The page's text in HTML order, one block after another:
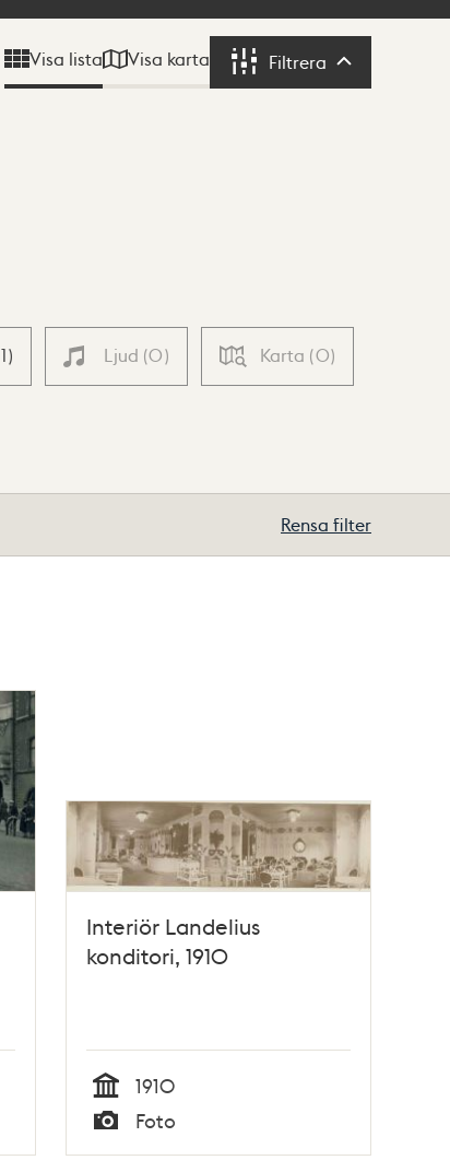
Visa lista Visa karta Filtrera Filtrera
1) Ljud (0) Karta (0)
Rensa filter
Interiör Landelius
konditori, 1910
Tid
1910
Typ
Foto